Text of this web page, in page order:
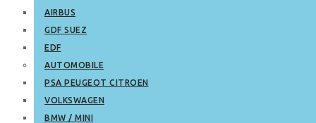
AIRBUS
GDF SUEZ
EDF
AUTOMOBILE
PSA PEUGEOT CITROEN
VOLKSWAGEN
BMW / MINI